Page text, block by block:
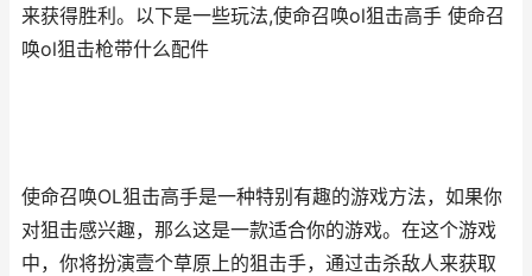
来获得胜利。以下是一些玩法,使命召唤ol狙击高手 使命召
唤ol狙击枪带什么配件
使命召唤OL狙击高手是一种特别有趣的游戏方法，如果你
对狙击感兴趣，那么这是一款适合你的游戏。在这个游戏
中，你将扮演壹个草原上的狙击手，通过击杀敌人来获取